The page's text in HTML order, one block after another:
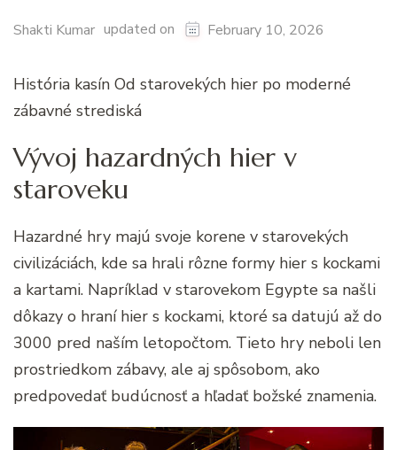
Shakti Kumar updated on February 10, 2026
História kasín Od starovekých hier po moderné
zábavné strediská
Vývoj hazardných hier v
staroveku
Hazardné hry majú svoje korene v starovekých
civilizáciách, kde sa hrali rôzne formy hier s kockami
a kartami. Napríklad v starovekom Egypte sa našli
dôkazy o hraní hier s kockami, ktoré sa datujú až do
3000 pred naším letopočtom. Tieto hry neboli len
prostriedkom zábavy, ale aj spôsobom, ako
predpovedať budúcnosť a hľadať božské znamenia.